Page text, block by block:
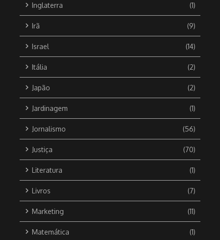
Inglaterra (1)
Irã (9)
Israel (14)
Itália (2)
Japão (2)
Jardinagem (1)
Jornalismo (56)
Justiça (70)
Literatura (1)
Livros (7)
Marketing (11)
Matemática (1)